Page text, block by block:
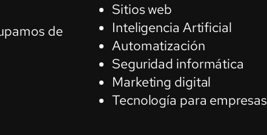
de
Sitios web
Inteligencia Artificial
Automatización
Seguridad informática
Marketing digital
Tecnología para empresas